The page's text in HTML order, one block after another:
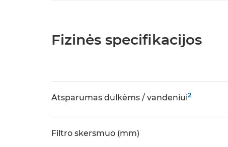
Fizinės specifikacijos
Atsparumas dulkėms / vandeniui2
Filtro skersmuo (mm)